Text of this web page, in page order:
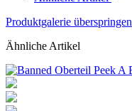
Produktgalerie überspringen
Ähnliche Artikel